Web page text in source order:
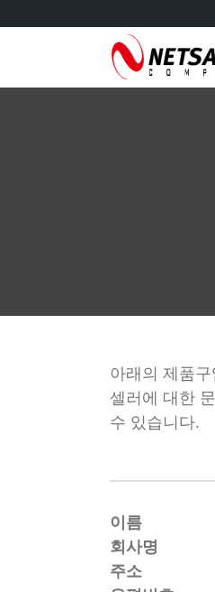
아래의 제품
셀러에 대한
수 있습니다.
이름
회사명
주소